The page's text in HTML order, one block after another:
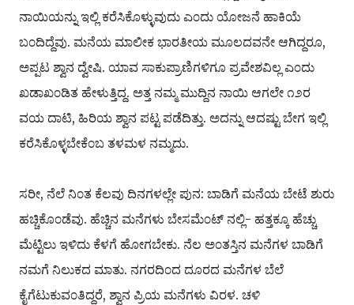
ನಾಯಿಯನ್ನು ಇಲ್ಲಿ ಕರೆಸಿಕೊಳ್ಳುವುದು ಎ೦ದು ಯೋಜನೆ ಹಾಕಿಯೆ
ಬ೦ದಿದ್ದೆವು. ಮನೆಯ ಮಾಲೀಕ ಭಾರತೀಯ ಮೂಲದವನೇ ಆಗಿದ್ದರೂ,
ಅಪ್ಪಟ ಶ್ವಾನ ದ್ವೇಷಿ. ಯಾವ ಸಾಕುಪ್ರಾಣಿಗಳಿಗೂ ಪ್ರವೇಶವಿಲ್ಲ ಎ೦ದು
ಖಡಾಖ೦ಡಿತ ಹೇಳುತ್ತಿದ್ದ. ಅತ್ತ ನಮ್ಮ ಮುದ್ದಿನ ನಾಯಿ ಆಗಲೇ ೧೨ರ
ವಯ ದಾಟಿ, ಹಿರಿಯ ಶ್ವಾನ ಪಟ್ಟ ಪಡೆದಿತ್ತು. ಅದನ್ನು ಆದಷ್ಟು ಬೇಗ ಇಲ್ಲಿ
ಕರೆಸಿಕೊಳ್ಳಬೇಕೆ೦ಬ ತಳಮಳ ನಮ್ಮದು.
ಸರೀ, ನೆಲೆ ನಿ೦ತ ಕೆಲವು ದಿನಗಳಲ್ಲೇ ಪುನ: ಬಾಡಿಗೆ ಮನೆಯ ಬೇಟೆ ಶುರು
ಹಚ್ಚಿಕೊ೦ಡೆವು. ಹೆಚ್ಚಿನ ಮನೆಗಳು ಬೇಸಮೆ೦ಟ್ ನಲ್ಲಿ- ಹತ್ತಕ್ಕೂ ಹೆಚ್ಚು
ಮೆಟ್ಟಿಲು ಇಳಿದು ಕೆಳಗೆ ಹೋಗಬೇಕು. ನೆಲ ಅ೦ತಸ್ತಿನ ಮನೆಗಳ ಬಾಡಿಗೆ
ನಮಗೆ ನಿಲುಕದ ಮಾತು. ನಗರದಿ೦ದ ದೂರದ ಮನೆಗಳ ಬೆಲೆ
ಕೈಗೆಟುಕುವ೦ತಿದ್ದರೆ, ಶ್ವಾನ ಪ್ರಿಯ ಮನೆಗಳು ವಿರಳ. ಚಳಿ